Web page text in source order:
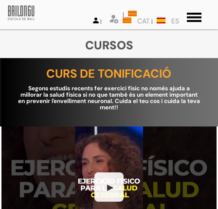
CAT ES
CURSOS
CURS DE TONIFICACIÓ
Segons estudis recents fer exercici físic no només ajuda a
millorar la salud física si no que també és un element important
en prevenir l'envelliment neuronal. Cuida el teu cos i cuida la teva
ment!!
▶